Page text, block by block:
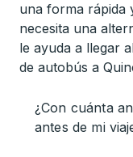
una forma rápida
necesita una
le ayuda a llegar
de autobús a
¿Con cuánta
antes de mi